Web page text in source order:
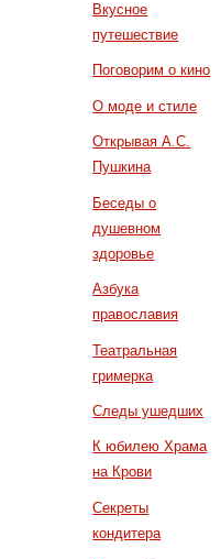
Вкусное
путешествие
Поговорим о кино
О моде и стиле
Открывая А.С.
Пушкина
Беседы о
душевном
здоровье
Азбука
православия
Театральная
гримерка
Следы ушедших
К юбилею Храма
на Крови
Секреты
кондитера